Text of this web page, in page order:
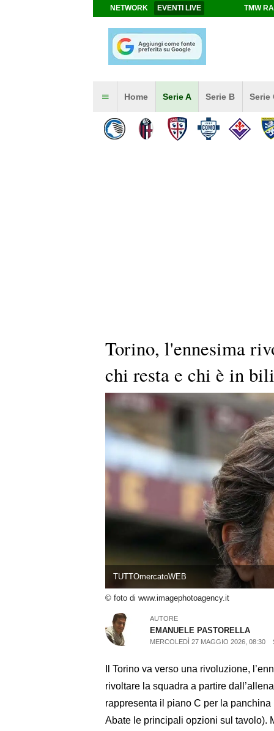
NETWORK EVENTI LIVE TMW
Home Serie A Serie B Serie
Torino, l'ennesima
chi resta e chi è in
TUTTOmercatoWEB
© foto di www.imagephotoagency.it
AUTORE
EMANUELE PASTORELLA
MERCOLEDÌ 27 MAGGIO 2026, 08:30
Il Torino va verso una rivoluzione,
rivoltare la squadra a partire
rappresenta il piano C per la
Abate le principali opzioni sul tavolo).